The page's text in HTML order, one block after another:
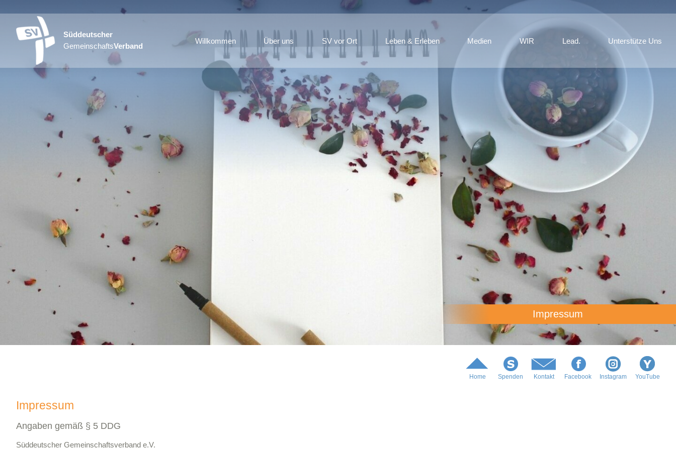
Impressum
Süddeutscher
GemeinschaftsVerband
Willkommen Über uns SV vor Ort Leben & Erleben Medien WIR Lead. Unterstütze Uns
Home Spenden Kontakt Facebook Instagram YouTube
Impressum
Angaben gemäß § 5 DDG
Süddeutscher Gemeinschaftsverband e.V.